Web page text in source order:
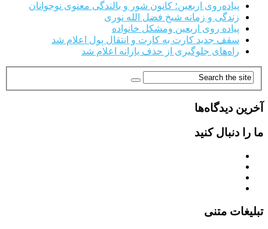
پیاده‌روی اربعین؛ کانون شور و بالندگی معنوی نوجوانان
زندگی و زمانه شیخ فضل الله نوری
پیاده روی اربعین ومشکل خانواده
سقف جدید کارت به کارت و انتقال پول اعلام شد
راه‌های جلوگیری از حذف یارانه اعلام شد
آخرین دیدگاه‌ها
ما را دنبال کنید
تبلیغات متنی